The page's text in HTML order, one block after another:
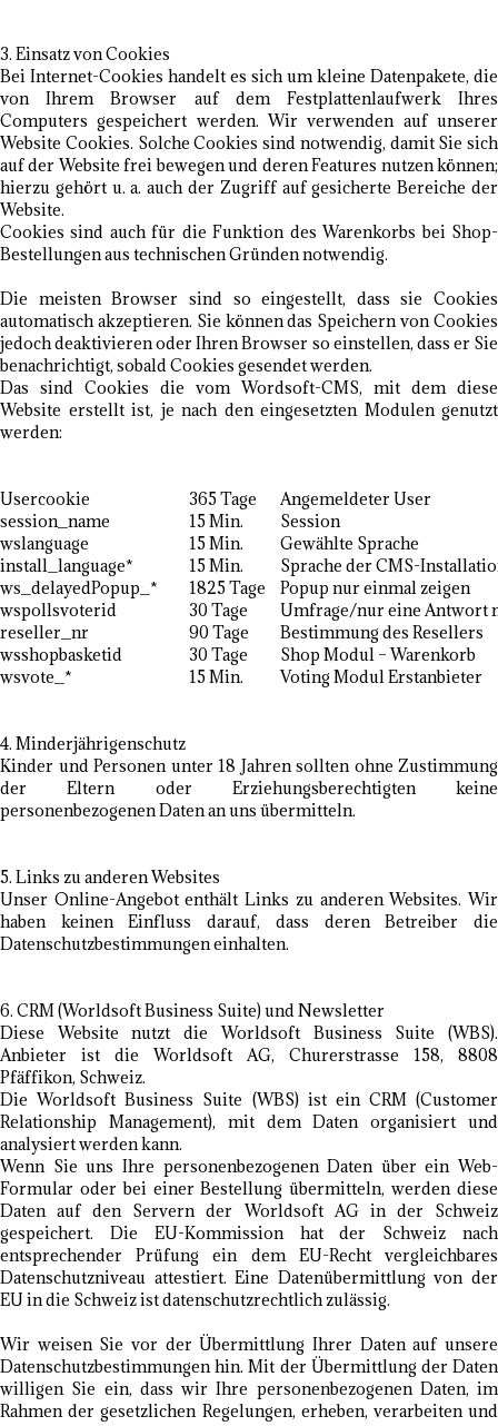
3. Einsatz von Cookies
Bei Internet-Cookies handelt es sich um kleine Datenpakete, die
von Ihrem Browser auf dem Festplattenlaufwerk Ihres
Computers gespeichert werden. Wir verwenden auf unserer
Website Cookies. Solche Cookies sind notwendig, damit Sie sich
auf der Website frei bewegen und deren Features nutzen können;
hierzu gehört u. a. auch der Zugriff auf gesicherte Bereiche der
Website.
Cookies sind auch für die Funktion des Warenkorbs bei Shop-
Bestellungen aus technischen Gründen notwendig.
Die meisten Browser sind so eingestellt, dass sie Cookies
automatisch akzeptieren. Sie können das Speichern von Cookies
jedoch deaktivieren oder Ihren Browser so einstellen, dass er Sie
benachrichtigt, sobald Cookies gesendet werden.
Das sind Cookies die vom Wordsoft-CMS, mit dem diese
Website erstellt ist, je nach den eingesetzten Modulen genutzt
werden:
Usercookie 365 Tage
Angemeldeter User
session_name
15 Min.
Session
wslanguage
15 Min.
Gewählte Sprache
install_language*
15 Min.
Sprache der CMS-
ws_delayedPopup_*
1825 Tage
Popup nur einmal zeigen
wspollsvoterid
30 Tage
Umfrage/nur eine Antwort
reseller_nr
90 Tage
Bestimmung des Resellers
wsshopbasketid
30 Tage
Shop Modul – Warenkorb
wsvote_*
15 Min. Voting Modul Erstanbieter
4. Minderjährigenschutz
Kinder und Personen unter 18 Jahren sollten ohne Zustimmung
der Eltern oder Erziehungsberechtigten keine
personenbezogenen Daten an uns übermitteln.
5. Links zu anderen Websites
Unser Online-Angebot enthält Links zu anderen Websites. Wir
haben keinen Einfluss darauf, dass deren Betreiber die
Datenschutzbestimmungen einhalten.
6. CRM (Worldsoft Business Suite) und Newsletter
Diese Website nutzt die Worldsoft Business Suite (WBS).
Anbieter ist die Worldsoft AG, Churerstrasse 158, 8808
Pfäffikon, Schweiz.
Die Worldsoft Business Suite (WBS) ist ein CRM (Customer
Relationship Management), mit dem Daten organisiert und
analysiert werden kann.
Wenn Sie uns Ihre personenbezogenen Daten über ein Web-
Formular oder bei einer Bestellung übermitteln, werden diese
Daten auf den Servern der Worldsoft AG in der Schweiz
gespeichert. Die EU-Kommission hat der Schweiz nach
entsprechender Prüfung ein dem EU-Recht vergleichbares
Datenschutzniveau attestiert. Eine Datenübermittlung von der
EU in die Schweiz ist datenschutzrechtlich zulässig.
Wir weisen Sie vor der Übermittlung Ihrer Daten auf unsere
Datenschutzbestimmungen hin. Mit der Übermittlung der Daten
willigen Sie ein, dass wir Ihre personenbezogenen Daten, im
Rahmen der gesetzlichen Regelungen, erheben, verarbeiten und